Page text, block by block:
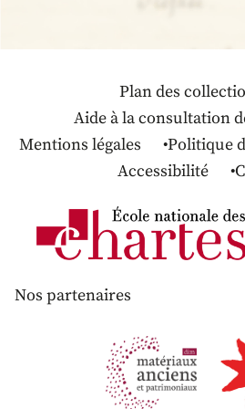
Plan des
Aide à la consultation
Mentions légales
Politique
Accessibilité
Nos partenaires